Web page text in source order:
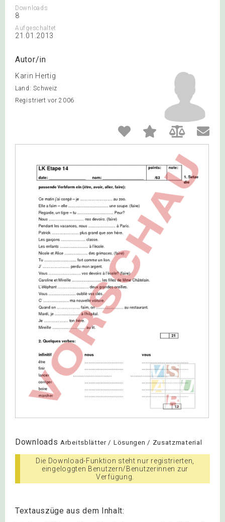
Downloads
8
Aufgeschaltet
21.01.2013
Autor/in
Karin Hertig
Land: Schweiz
Registriert vor 2006
Downloads Arbeitsblätter / Lösungen / Zusatzmaterial
Die Download-Funktion steht nur registrierten,
eingeloggten Benutzern/Benutzerinnen zur
Verfügung.
Textauszüge aus dem Inhalt: